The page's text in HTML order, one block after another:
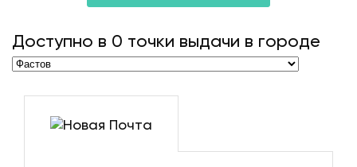
Доступно в 0 точки выдачи в городе